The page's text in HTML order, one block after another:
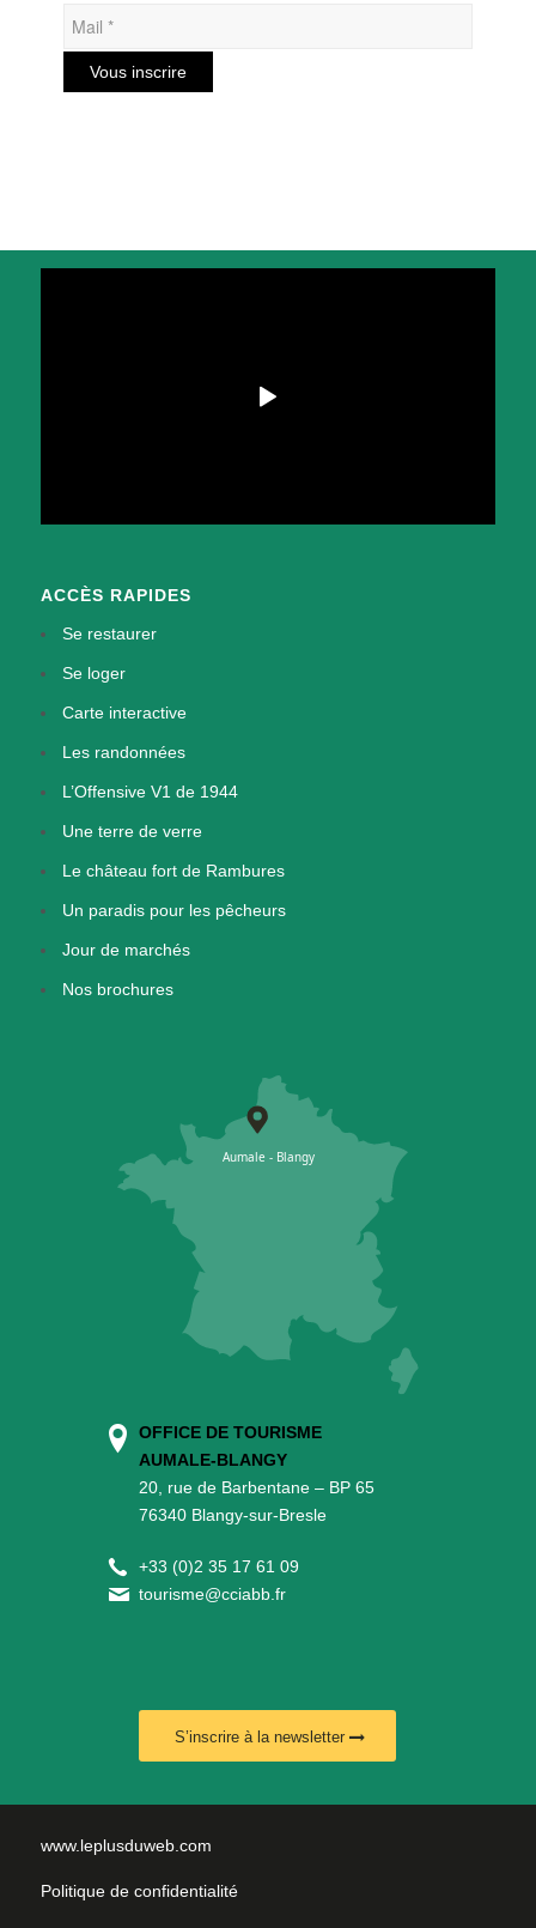
ACCÈS RAPIDES
Se restaurer
Se loger
Carte interactive
Les randonnées
L’Offensive V1 de 1944
Une terre de verre
Le château fort de Rambures
Un paradis pour les pêcheurs
Jour de marchés
Nos brochures
OFFICE DE TOURISME
AUMALE-BLANGY
20, rue de Barbentane – BP 65
76340 Blangy-sur-Bresle
+33 (0)2 35 17 61 09
tourisme@cciabb.fr
S’inscrire à la newsletter
www.leplusduweb.com
Politique de confidentialité